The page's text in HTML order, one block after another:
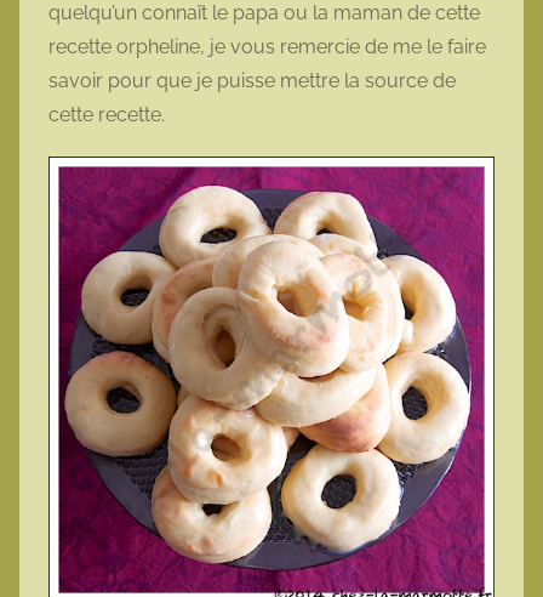
quelqu’un connaît le papa ou la maman de cette
recette orpheline, je vous remercie de me le faire
savoir pour que je puisse mettre la source de
cette recette.